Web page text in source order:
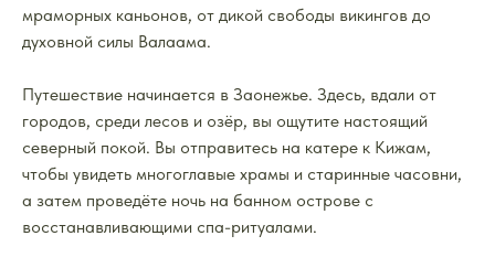
мраморных каньонов, от дикой свободы викингов до
духовной силы Валаама.
Путешествие начинается в Заонежье. Здесь, вдали от
городов, среди лесов и озёр, вы ощутите настоящий
северный покой. Вы отправитесь на катере к Кижам,
чтобы увидеть многоглавые храмы и старинные часовни,
а затем проведёте ночь на банном острове с
восстанавливающими спа-ритуалами.